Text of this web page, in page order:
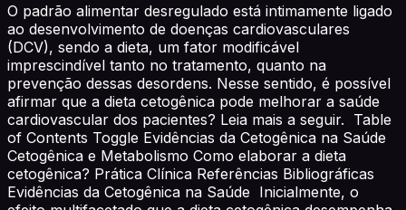
O padrão alimentar desregulado está intimamente ligado
ao desenvolvimento de doenças cardiovasculares
(DCV), sendo a dieta, um fator modificável
imprescindível tanto no tratamento, quanto na
prevenção dessas desordens. Nesse sentido, é possível
afirmar que a dieta cetogênica pode melhorar a saúde
cardiovascular dos pacientes? Leia mais a seguir. Table
of Contents Toggle Evidências da Cetogênica na Saúde
Cetogênica e Metabolismo Como elaborar a dieta
cetogênica? Prática Clínica Referências Bibliográficas
Evidências da Cetogênica na Saúde Inicialmente, o